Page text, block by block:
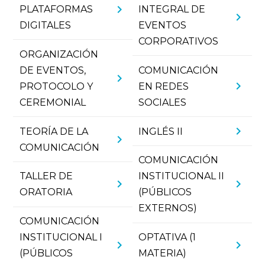
PLATAFORMAS
DIGITALES
chevron_right
ORGANIZACIÓN
DE EVENTOS,
PROTOCOLO Y
CEREMONIAL
chevron_right
TEORÍA DE LA
COMUNICACIÓN
chevron_right
TALLER DE
ORATORIA
chevron_right
COMUNICACIÓN
INSTITUCIONAL I
(PÚBLICOS
chevron_right
INTEGRAL DE
EVENTOS
CORPORATIVOS
chevron_right
COMUNICACIÓN
EN REDES
SOCIALES
chevron_right
INGLÉS II chevron_right
COMUNICACIÓN
INSTITUCIONAL II
(PÚBLICOS
EXTERNOS)
chevron_right
OPTATIVA (1
MATERIA)
chevron_right